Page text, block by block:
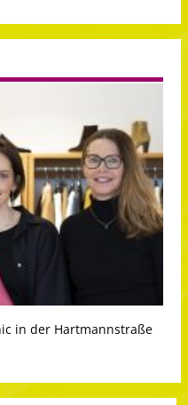
in der Hartmannstraße